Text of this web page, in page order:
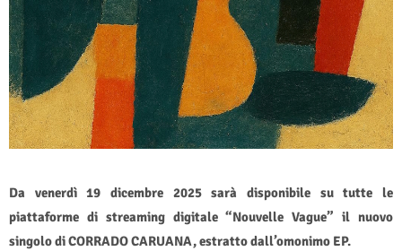
Da venerdì 19 dicembre 2025 sarà disponibile su tutte le
piattaforme di streaming digitale “Nouvelle Vague” il nuovo
singolo di CORRADO CARUANA, estratto dall’omonimo EP.